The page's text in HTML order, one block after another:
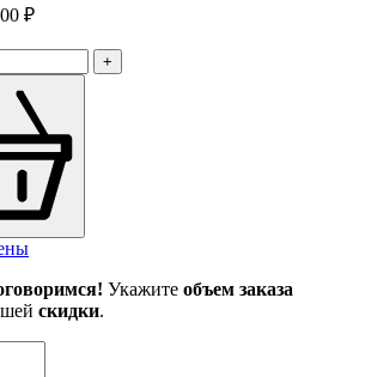
₽
+
Укажите объем заказа
скидки.